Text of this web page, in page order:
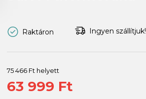
Raktáron Ingyen szállítjuk!
75 466 Ft helyett
63 999 Ft